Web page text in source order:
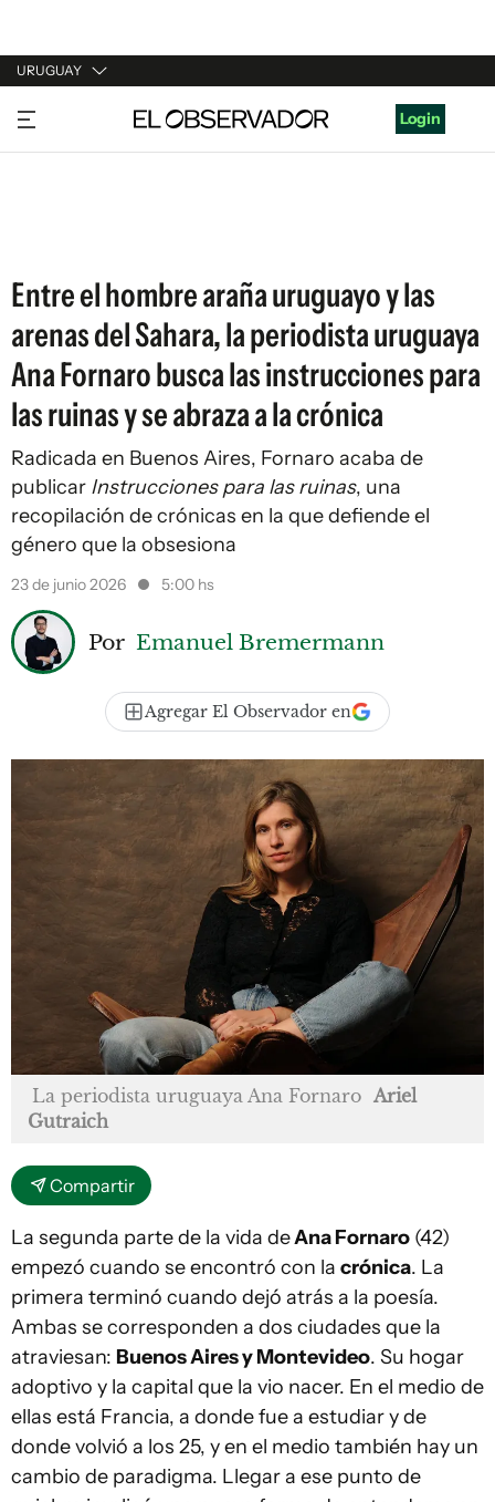
URUGUAY
URUGUAY
ARGENTINA
Login
Entre el hombre araña uruguayo y las
arenas del Sahara, la periodista uruguaya
Ana Fornaro busca las instrucciones para
las ruinas y se abraza a la crónica
Radicada en Buenos Aires, Fornaro acaba de
publicar Instrucciones para las ruinas, una
recopilación de crónicas en la que defiende el
género que la obsesiona
23 de junio 2026 5:00 hs
Por Emanuel Bremermann
Agregar El Observador en
La periodista uruguaya Ana Fornaro Ariel
Gutraich
Compartir
La segunda parte de la vida deAna Fornaro (42)
empezó cuando se encontró con la crónica. La
primera terminó cuando dejó atrás a la poesía.
Ambas se corresponden a dos ciudades que la
atraviesan: Buenos Aires y Montevideo. Su hogar
adoptivo y la capital que la vio nacer. En el medio de
ellas está Francia, a donde fue a estudiar y de
donde volvió a los 25, y en el medio también hay un
cambio de paradigma. Llegar a ese punto de